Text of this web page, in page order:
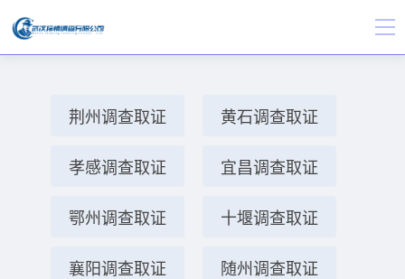
荆州调查取证 黄石调查取证
孝感调查取证 宜昌调查取证
鄂州调查取证 十堰调查取证
襄阳调查取证 随州调查取证